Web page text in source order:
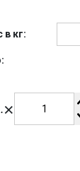
в кг:
×